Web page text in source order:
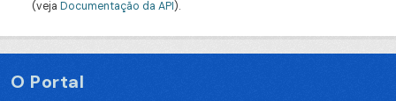
(veja Documentação da API).
O Portal